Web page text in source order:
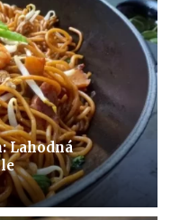
Lahodná